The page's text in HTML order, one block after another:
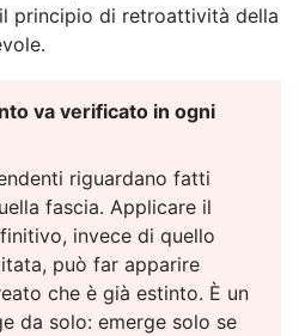
principio di retroattività della
va verificato in ogni
riguardano fatti
fascia. Applicare il
invece di quello
può far apparire
che è già estinto. È un
da solo: emerge solo se